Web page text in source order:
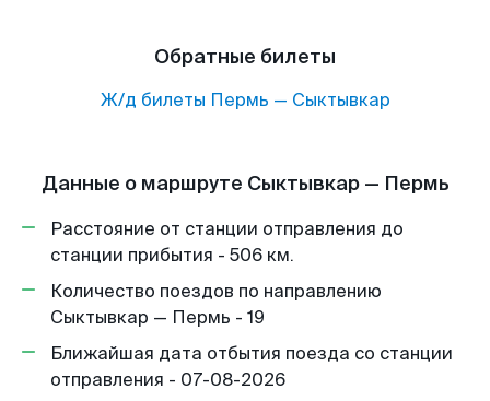
Обратные билеты
Ж/д билеты Пермь — Сыктывкар
Данные о маршруте Сыктывкар — Пермь
Расстояние от станции отправления до
станции прибытия - 506 км.
Количество поездов по направлению
Сыктывкар — Пермь - 19
Ближайшая дата отбытия поезда со станции
отправления - 07-08-2026